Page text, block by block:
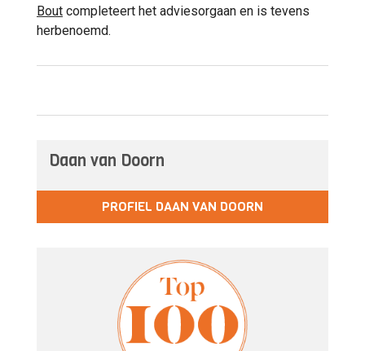
Bout completeert het adviesorgaan en is tevens
herbenoemd.
Daan van Doorn
PROFIEL DAAN VAN DOORN